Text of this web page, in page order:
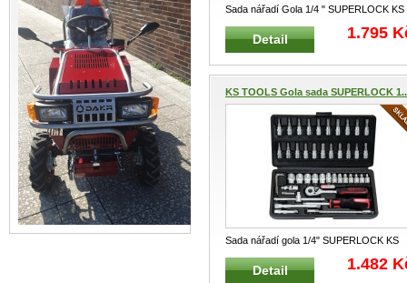
Sada nářadí Gola 1/4 " SUPERLOCK KS
TOOLS 911.0833 Profesionální...
Detail 1.795
KS TOOLS Gola sada SUPERLOCK
Sada nářadí gola 1/4" SUPERLOCK KS
TOOLS 911.0646 Profesionální ...
Detail 1.482